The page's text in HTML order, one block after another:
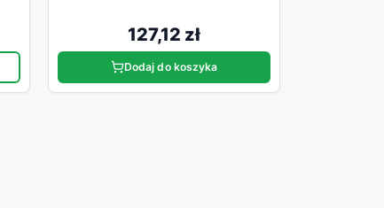
127,12 zł
Dodaj do koszyka